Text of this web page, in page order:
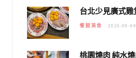
餐館美食 2026-08-04